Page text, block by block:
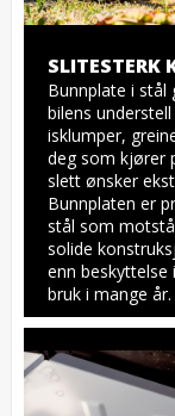
SLITESTERK
Bunnplate i stål
bilens
isklumper,
deg som kjører
slett ønsker
Bunnplaten er
stål som
solide
enn
bruk i mange år.